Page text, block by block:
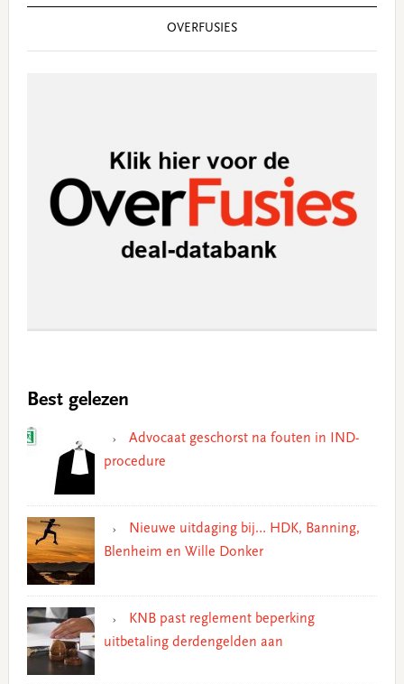
OVERFUSIES
Best gelezen
Advocaat geschorst na fouten in IND-
procedure
Nieuwe uitdaging bij… HDK, Banning,
Blenheim en Wille Donker
KNB past reglement beperking
uitbetaling derdengelden aan